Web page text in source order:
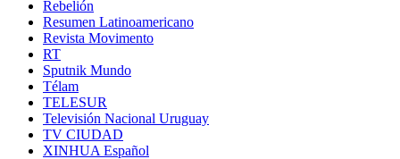
Rebelión
Resumen Latinoamericano
Revista Movimento
RT
Sputnik Mundo
Télam
TELESUR
Televisión Nacional Uruguay
TV CIUDAD
XINHUA Español